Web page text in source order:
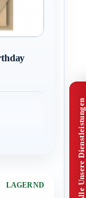
LAGERND Alle Unsere Dienstleistungen